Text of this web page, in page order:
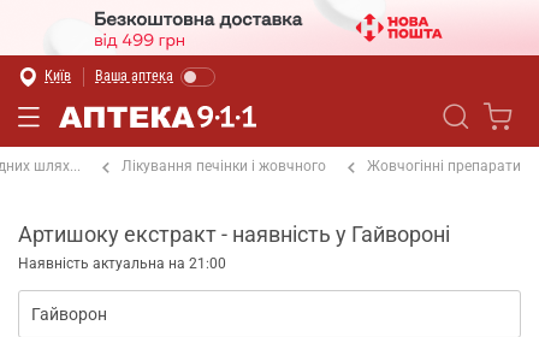
Київ Ваша аптека
шлях... Лікування печінки і жовчного Жовчогінні препарати
Артишоку екстракт - наявність у Гайвороні
Наявність актуальна на 21:00